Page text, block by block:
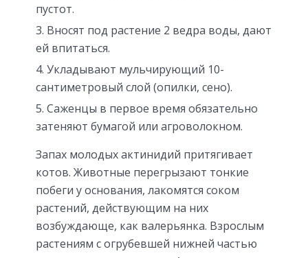
пустот.
Вносят под растение 2 ведра воды, дают
ей впитаться.
Укладывают мульчирующий 10-
сантиметровый слой (опилки, сено).
Саженцы в первое время обязательно
затеняют бумагой или агроволокном.
Запах молодых актинидий притягивает
котов. Животные перегрызают тонкие
побеги у основания, лакомятся соком
растений, действующим на них
возбуждающе, как валерьянка. Взрослым
растениям с огрубевшей нижней частью